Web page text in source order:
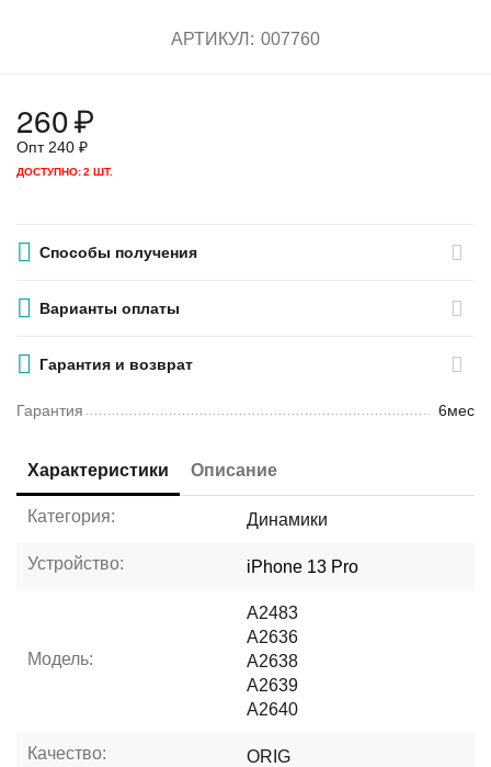
АРТИКУЛ: 007760
260₽
Опт 240 ₽
ДОСТУПНО:2 ШТ.
Способы получения
Варианты оплаты
Гарантия и возврат
Гарантия 6мес
Характеристики Описание
Категория: Динамики
Устройство: iPhone 13 Pro
Модель:
A2483
A2636
A2638
A2639
A2640
Качество: ORIG